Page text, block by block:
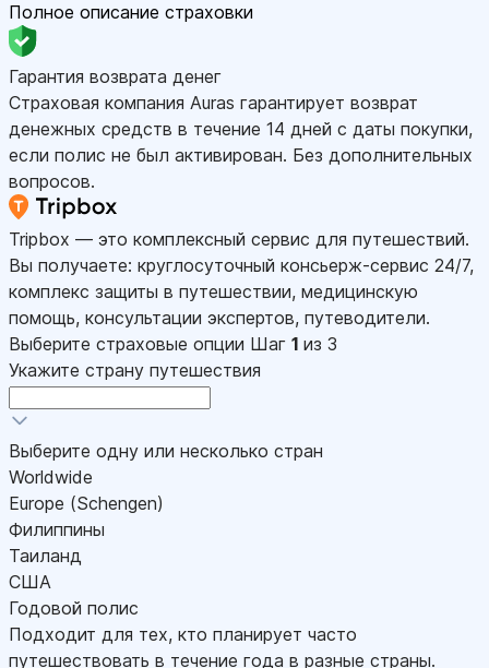
Полное описание страховки
Гарантия возврата денег
Страховая компания Auras гарантирует возврат
денежных средств в течение 14 дней с даты покупки,
если полис не был активирован. Без дополнительных
вопросов.
Tripbox — это комплексный сервис для путешествий.
Вы получаете: круглосуточный консьерж-сервис 24/7,
комплекс защиты в путешествии, медицинскую
помощь, консультации экспертов, путеводители.
Выберите страховые опции Шаг 1 из 3
Укажите страну путешествия
Выберите одну или несколько стран
Worldwide
Europe (Schengen)
Филиппины
Таиланд
США
Годовой полис
Подходит для тех, кто планирует часто
путешествовать в течение года в разные страны.